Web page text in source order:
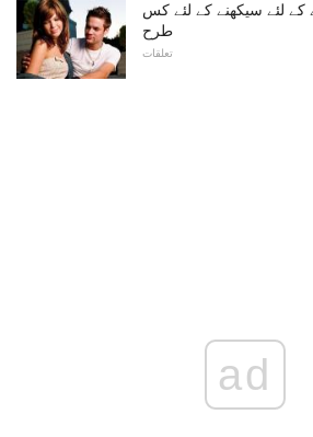
کے لئے سیکھنے کے لئے کس
طرح
تعلقات
ad